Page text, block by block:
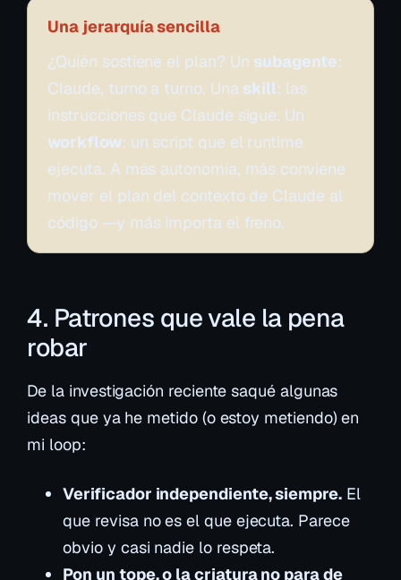
Una jerarquía sencilla
¿Quién sostiene el plan? Un subagente:
Claude, turno a turno. Una skill: las
instrucciones que Claude sigue. Un
workflow: un script que el runtime
ejecuta. A más autonomía, más conviene
mover el plan del contexto de Claude al
código —y más importa el freno.
4. Patrones que vale la pena
robar
De la investigación reciente saqué algunas
ideas que ya he metido (o estoy metiendo) en
mi loop:
Verificador independiente, siempre.El
que revisa no es el que ejecuta. Parece
obvio y casi nadie lo respeta.
Pon un tope, o la criatura no para de